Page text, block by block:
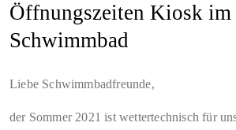
Öffnungszeiten Kiosk im
Schwimmbad
Liebe Schwimmbadfreunde,
der Sommer 2021 ist wettertechnisch für